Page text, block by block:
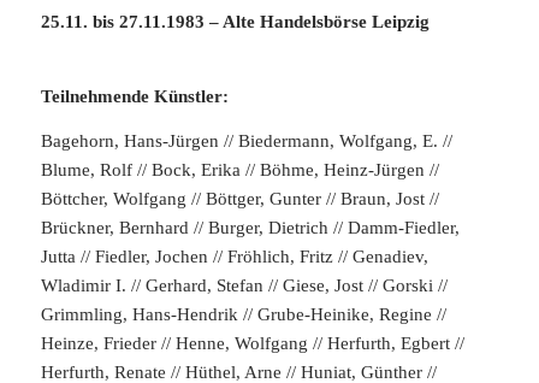
25.11. bis 27.11.1983 – Alte Handelsbörse Leipzig
Teilnehmende Künstler:
Bagehorn, Hans-Jürgen // Biedermann, Wolfgang, E. //
Blume, Rolf // Bock, Erika // Böhme, Heinz-Jürgen //
Böttcher, Wolfgang // Böttger, Gunter // Braun, Jost //
Brückner, Bernhard // Burger, Dietrich // Damm-Fiedler,
Jutta // Fiedler, Jochen // Fröhlich, Fritz // Genadiev,
Wladimir I. // Gerhard, Stefan // Giese, Jost // Gorski //
Grimmling, Hans-Hendrik // Grube-Heinike, Regine //
Heinze, Frieder // Henne, Wolfgang // Herfurth, Egbert //
Herfurth, Renate // Hüthel, Arne // Huniat, Günther //